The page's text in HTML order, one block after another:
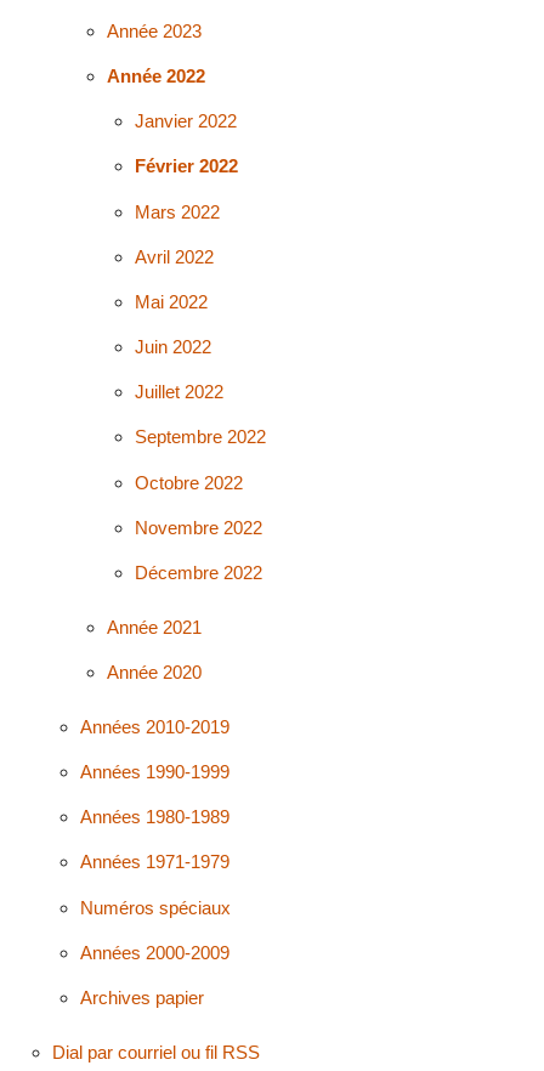
Année 2023
Année 2022
Janvier 2022
Février 2022
Mars 2022
Avril 2022
Mai 2022
Juin 2022
Juillet 2022
Septembre 2022
Octobre 2022
Novembre 2022
Décembre 2022
Année 2021
Année 2020
Années 2010-2019
Années 1990-1999
Années 1980-1989
Années 1971-1979
Numéros spéciaux
Années 2000-2009
Archives papier
Dial par courriel ou fil RSS